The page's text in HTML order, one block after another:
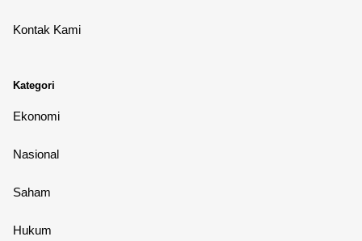
Kontak Kami
Kategori
Ekonomi
Nasional
Saham
Hukum